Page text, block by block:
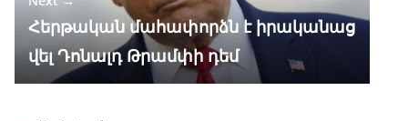
Հերթական մահափորձն է իրականաց
վել Դոնալդ Թրամփի դեմ